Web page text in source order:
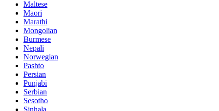
Maltese
Maori
Marathi
Mongolian
Burmese
Nepali
Norwegian
Pashto
Persian
Punjabi
Serbian
Sesotho
Sinhala